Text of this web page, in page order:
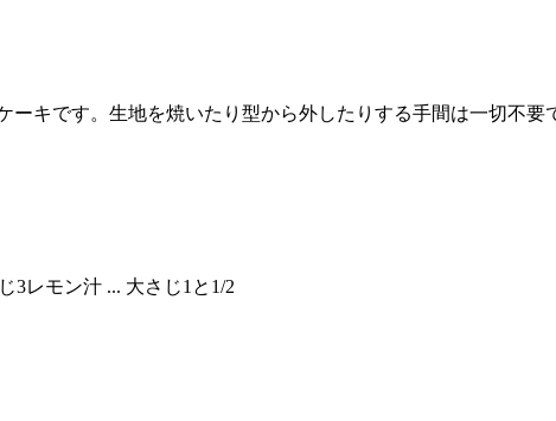
キです。生地を焼いたり型から外したりする手間は一切不要
3レモン汁 ... 大さじ1と1/2